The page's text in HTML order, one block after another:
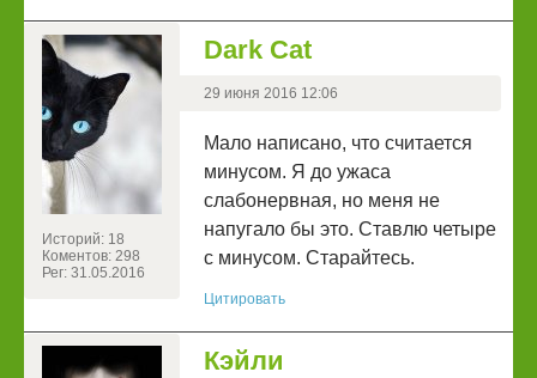
Историй: 18
Коментов: 298
Рег: 31.05.2016
Dark Cat
29 июня 2016 12:06
Мало написано, что считается
минусом. Я до ужаса
слабонервная, но меня не
напугало бы это. Ставлю четыре
с минусом. Старайтесь.
Цитировать
Кэйли